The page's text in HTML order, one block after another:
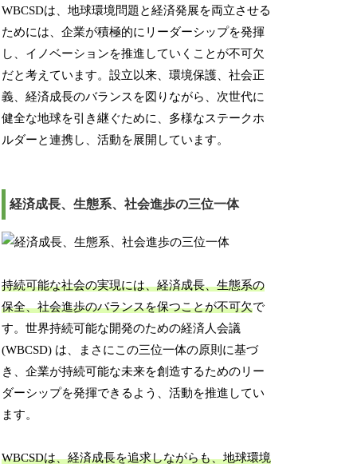
WBCSDは、地球環境問題と経済発展を両立させる
ためには、企業が積極的にリーダーシップを発揮
し、イノベーションを推進していくことが不可欠
だと考えています。設立以来、環境保護、社会正
義、経済成長のバランスを図りながら、次世代に
健全な地球を引き継ぐために、多様なステークホ
ルダーと連携し、活動を展開しています。
経済成長、生態系、社会進歩の三位一体
持続可能な社会の実現には、経済成長、生態系の
保全、社会進歩のバランスを保つことが不可欠で
す。世界持続可能な開発のための経済人会議
(WBCSD) は、まさにこの三位一体の原則に基づ
き、企業が持続可能な未来を創造するためのリー
ダーシップを発揮できるよう、活動を推進してい
ます。
WBCSDは、経済成長を追求しながらも、地球環境